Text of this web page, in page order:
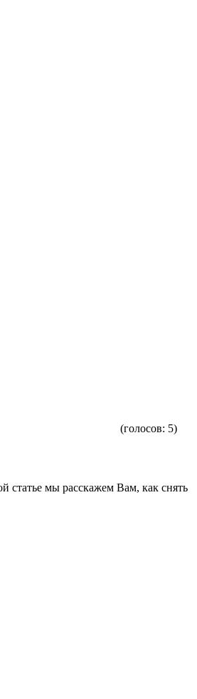
(голосов: 5)
статье мы расскажем Вам, как снять